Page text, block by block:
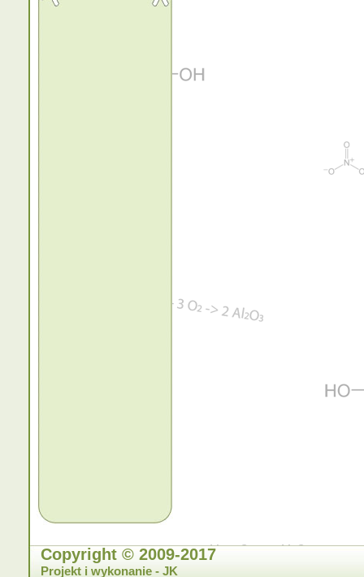
Copyright © 2009-2017
Projekt i wykonanie - JK